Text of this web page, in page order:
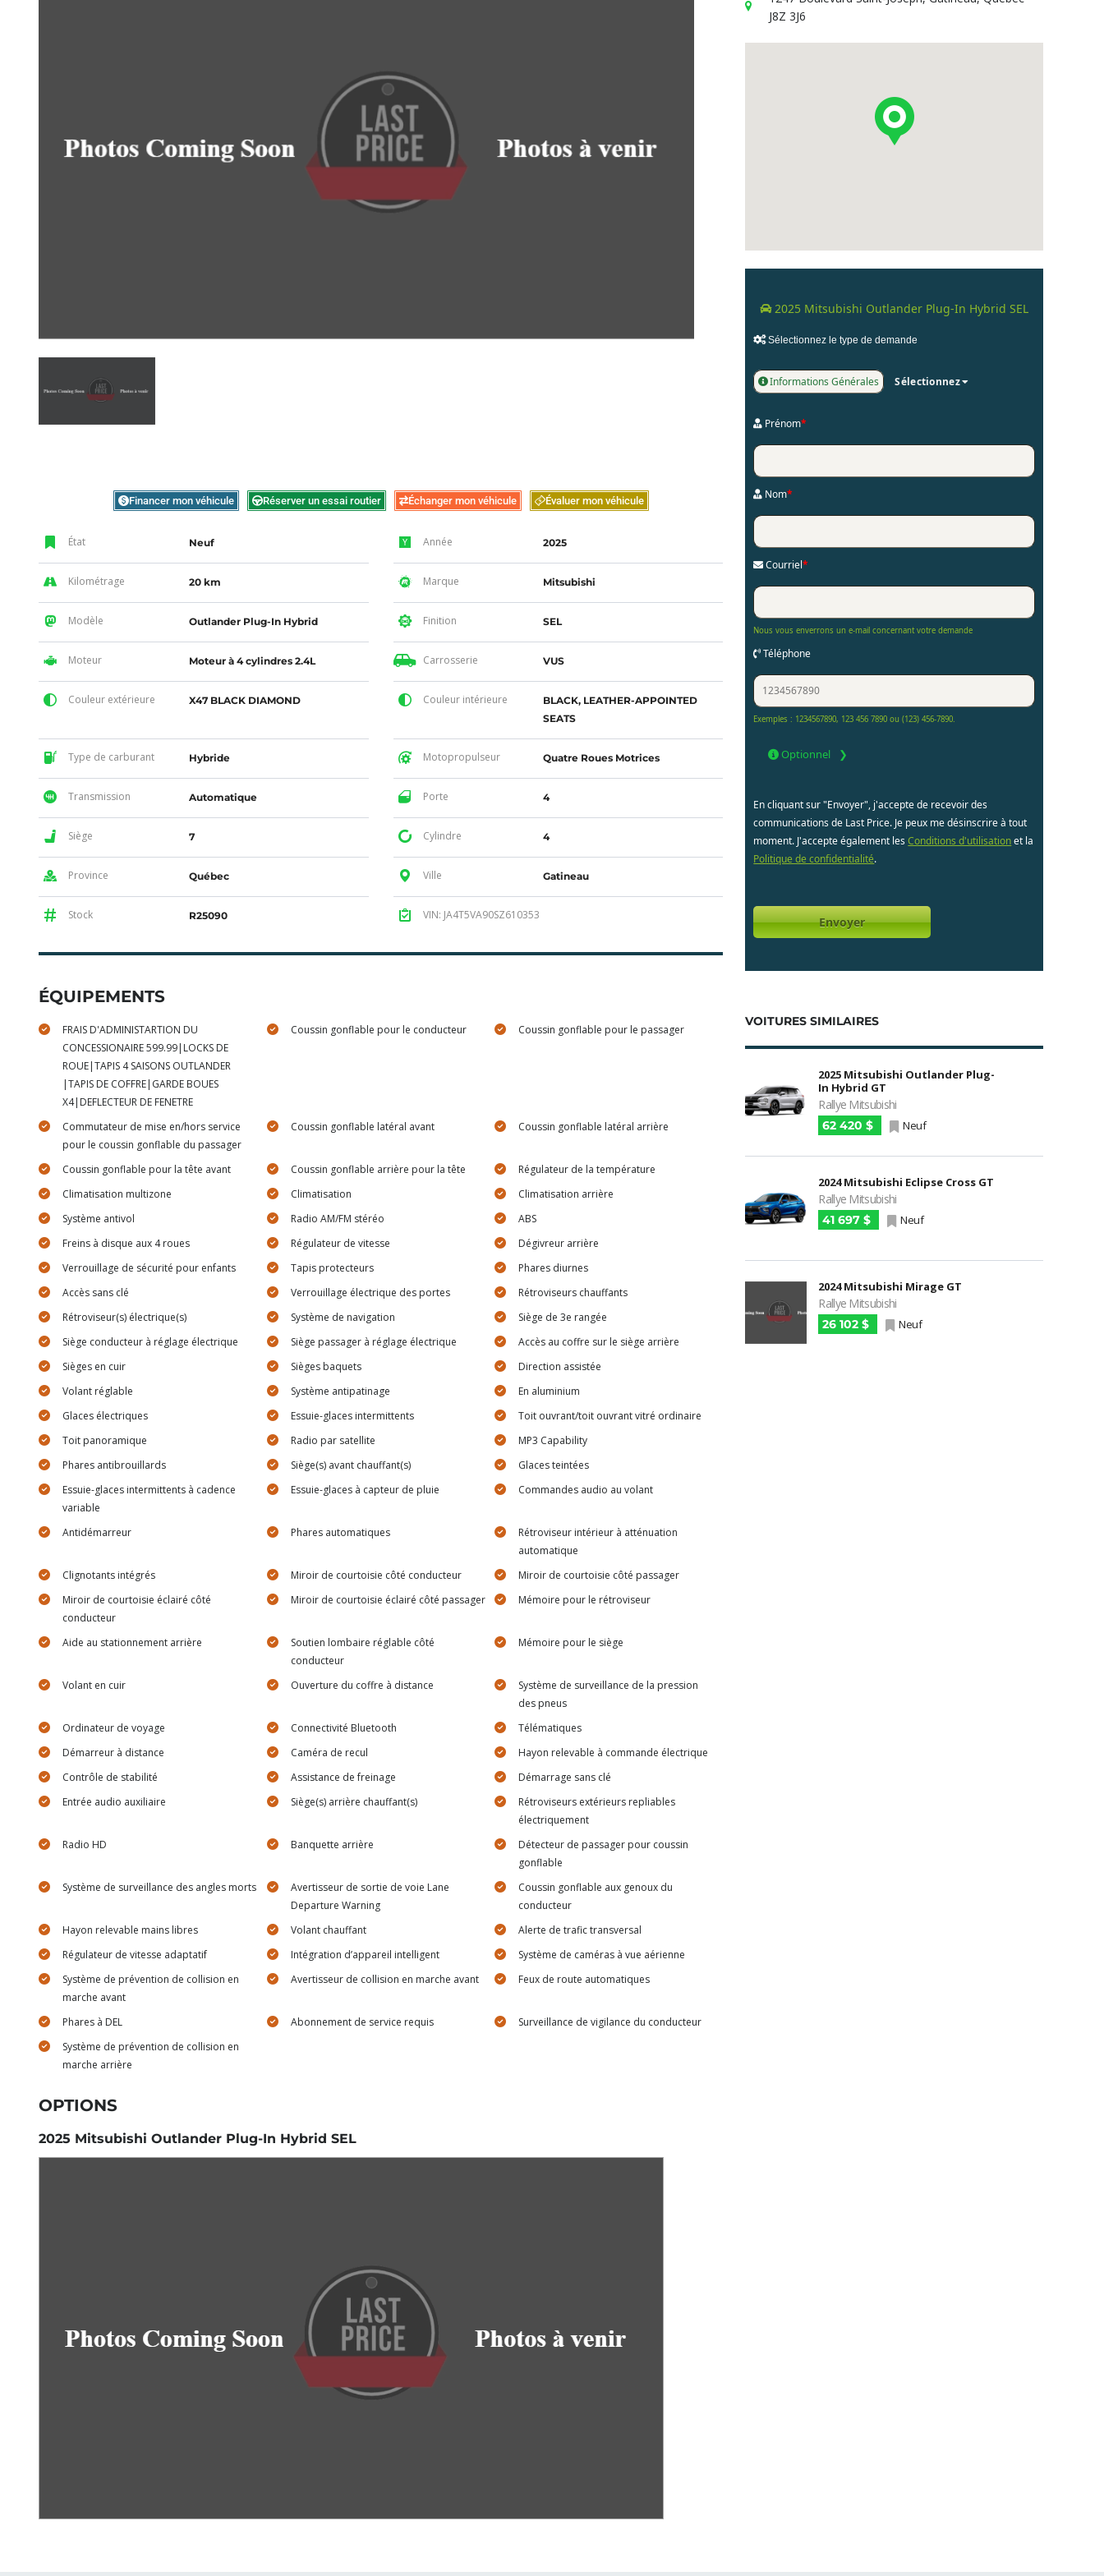
Financer mon véhicule Réserver un essai routier Échanger mon véhicule Évaluer mon véhicule
État Neuf Année 2025
Kilométrage 20 km Marque Mitsubishi
Modèle Outlander Plug-In Hybrid Finition SEL
Moteur Moteur à 4 cylindres 2.4L Carrosserie VUS
Couleur extérieure X47 BLACK DIAMOND Couleur intérieure
BLACK, LEATHER-APPOINTED
SEATS
Type de carburant Hybride Motopropulseur Quatre Roues Motrices
Transmission Automatique Porte 4
Siège 7 Cylindre 4
Province Québec Ville Gatineau
Stock R25090 VIN: JA4T5VA90SZ610353
ÉQUIPEMENTS
FRAIS D'ADMINISTARTION DU
CONCESSIONAIRE 599.99|LOCKS DE
ROUE|TAPIS 4 SAISONS OUTLANDER
|TAPIS DE COFFRE|GARDE BOUES
X4|DEFLECTEUR DE FENETRE
Coussin gonflable pour le conducteur Coussin gonflable pour le passager
Commutateur de mise en/hors service
pour le coussin gonflable du passager
Coussin gonflable latéral avant Coussin gonflable latéral arrière
Coussin gonflable pour la tête avant Coussin gonflable arrière pour la tête
Régulateur de la température
Climatisation multizone
Climatisation
Climatisation arrière
Système antivol
Radio AM/FM stéréo
ABS
Freins à disque aux 4 roues
Régulateur de vitesse
Dégivreur arrière
Verrouillage de sécurité pour enfants
Tapis protecteurs
Phares diurnes
Accès sans clé
Verrouillage électrique des portes
Rétroviseurs chauffants
Rétroviseur(s) électrique(s)
Système de navigation
Siège de 3e rangée
Siège conducteur à réglage électrique
Siège passager à réglage électrique
Accès au coffre sur le siège arrière
Sièges en cuir
Sièges baquets
Direction assistée
Volant réglable
Système antipatinage
En aluminium
Glaces électriques
Essuie-glaces intermittents
Toit ouvrant/toit ouvrant vitré ordinaire
Toit panoramique
Radio par satellite
MP3 Capability
Phares antibrouillards
Siège(s) avant chauffant(s)
Glaces teintées
Essuie-glaces intermittents à cadence
variable
Essuie-glaces à capteur de pluie Commandes audio au volant
Antidémarreur Phares automatiques
Rétroviseur intérieur à atténuation
automatique
Clignotants intégrés
Miroir de courtoisie côté conducteur
Miroir de courtoisie côté passager
Miroir de courtoisie éclairé côté
conducteur
Miroir de courtoisie éclairé côté passager Mémoire pour le rétroviseur
Aide au stationnement arrière
Soutien lombaire réglable côté
conducteur
Mémoire pour le siège
Volant en cuir Ouverture du coffre à distance
Système de surveillance de la pression
des pneus
Ordinateur de voyage
Connectivité Bluetooth
Télématiques
Démarreur à distance
Caméra de recul
Hayon relevable à commande électrique
Contrôle de stabilité
Assistance de freinage
Démarrage sans clé
Entrée audio auxiliaire
Siège(s) arrière chauffant(s)
Rétroviseurs extérieurs repliables
électriquement
Radio HD
Banquette arrière
Détecteur de passager pour coussin
gonflable
Système de surveillance des angles morts
Avertisseur de sortie de voie Lane
Departure Warning
Coussin gonflable aux genoux du
conducteur
Hayon relevable mains libres
Volant chauffant
Alerte de trafic transversal
Régulateur de vitesse adaptatif
Intégration d’appareil intelligent
Système de caméras à vue aérienne
Système de prévention de collision en
marche avant
Avertisseur de collision en marche avant Feux de route automatiques
Phares à DEL Abonnement de service requis
Surveillance de vigilance du conducteur
Système de prévention de collision en
marche arrière
OPTIONS
2025 Mitsubishi Outlander Plug-In Hybrid SEL
J8Z 3J6
2025 Mitsubishi Outlander Plug-In Hybrid SEL
Sélectionnez le type de demande
Informations Générales Sélectionnez
Prénom*
Nom*
Courriel*
Nous vous enverrons un e-mail concernant votre demande
Téléphone
Exemples : 1234567890, 123 456 7890 ou (123) 456-7890.
Optionnel
En cliquant sur "Envoyer", j'accepte de recevoir des
communications de Last Price. Je peux me désinscrire à tout
moment. J'accepte également lesConditions d'utilisationet la
Politique de confidentialité.
VOITURES SIMILAIRES
2025 Mitsubishi Outlander Plug-
In Hybrid GT
Rallye Mitsubishi
62 420 $ Neuf
2024 Mitsubishi Eclipse Cross GT
Rallye Mitsubishi
41 697 $ Neuf
2024 Mitsubishi Mirage GT
Rallye Mitsubishi
26 102 $ Neuf